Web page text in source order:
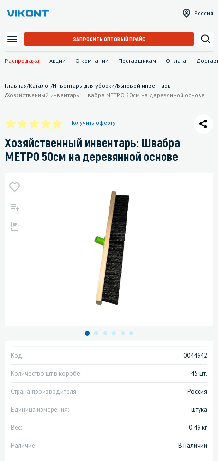
Распродажа Акции О компании Поставщикам Оплата
Россия
ЗАПРОСИТЬ ОПТОВЫЙ ПРАЙС
Главная/Каталог/Инвентарь для уборки/Бытовой инвентарь
/Хозяйственный инвентарь: Швабра МЕТРО 50см на деревянной основе
Получить оферту
Хозяйственный инвентарь: Швабра
МЕТРО 50см на деревянной основе
Код: 0044942
Количество шт в коробе: 45 шт.
Страна производителя: Россия
Единица измерения: штука
Вес: 0.49 кг
Наличие: В наличии